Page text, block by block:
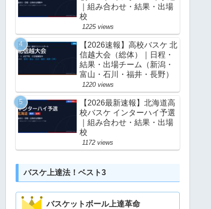
｜組み合わせ・結果・出場
校
1225 views
【2026速報】高校バスケ 北
信越大会（総体）｜日程・
結果・出場チーム（新潟・
富山・石川・福井・長野）
1220 views
【2026最新速報】北海道高
校バスケ インターハイ予選
｜組み合わせ・結果・出場
校
1172 views
バスケ上達法！ベスト3
バスケットボール上達革命